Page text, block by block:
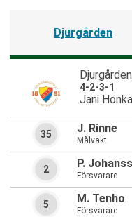
Djurgården
Djurgården
4-2-3-1
Jani
J. Rinne
Målvakt
35
P.
Försvarare
2
M. Tenho
Försvarare
5